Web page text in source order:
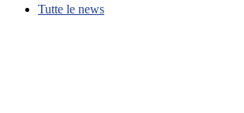
Tutte le news